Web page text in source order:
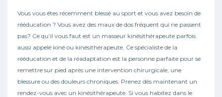
Vous vous êtes récemment blessé au sport et vous avez besoin de
rééducation ? Vous avez des maux de dos fréquent qui ne passent
pas? Ce qu’il vous faut est un masseur kinésithérapeute parfois
aussi appelé kiné ou kinésithérapeute. Ce spécialiste de la
rééducation et de la réadaptation est la personne parfaite pour se
remettre sur pied après une intervention chirurgicale, une
blessure ou des douleurs chroniques. Prenez dès maintenant un
rendez-vous avec un kinésithérapeute. Si vous habitez dans le